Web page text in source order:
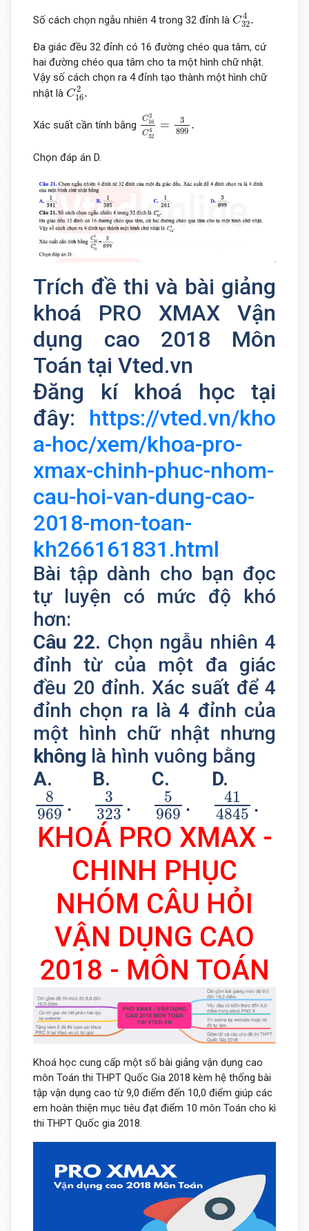
Số cách chọn ngẫu nhiên 4 trong 32 đỉnh là C4
32.
C32
Đa giác đều 32 đỉnh có 16 đường chéo qua tâm, cứ
hai đường chéo qua tâm cho ta một hình chữ nhật.
Vậy số cách chọn ra 4 đỉnh tạo thành một hình chữ
nhật là C2
16.
C162.
Xác suất cần tính bằng
C2
16
C4
32
=
3
899 .
C16
Chọn đáp án D.
Trích đề thi và bài giảng
khoá PRO XMAX Vận
dụng cao 2018 Môn
Toán tại Vted.vn
Đăng kí khoá học tại
đây: https://vted.vn/kho
a-hoc/xem/khoa-pro-
xmax-chinh-phuc-nhom-
cau-hoi-van-dung-cao-
2018-mon-toan-
kh266161831.html
Bài tập dành cho bạn đọc
tự luyện có mức độ khó
hơn:
Câu 22. Chọn ngẫu nhiên 4
đỉnh từ của một đa giác
đều 20 đỉnh. Xác suất để 4
đỉnh chọn ra là 4 đỉnh của
một hình chữ nhật nhưng
không là hình vuông bằng
A.
8
969 .
8969 B.
3
323 .
3323 C.
5
969 .
5969 D.
41
4845 .
41
KHOÁ PRO XMAX -
CHINH PHỤC
NHÓM CÂU HỎI
VẬN DỤNG CAO
2018 - MÔN TOÁN
Khoá học cung cấp một số bài giảng vận dụng cao
môn Toán thi THPT Quốc Gia 2018 kèm hệ thống bài
tập vận dụng cao từ 9,0 điểm đến 10,0 điểm giúp các
em hoàn thiện mục tiêu đạt điểm 10 môn Toán cho kì
thi THPT Quốc gia 2018.